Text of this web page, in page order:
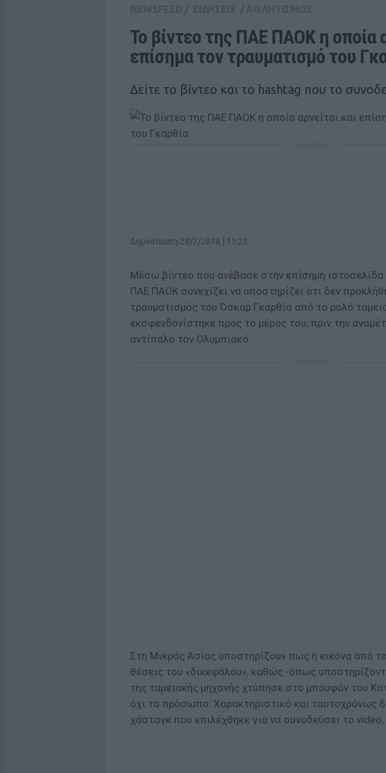
Το βίντεο της ΠΑΕ ΠΑΟΚ η οποία
επίσημα τον τραυματισμό του
Δείτε το βίντεο και το hashtag που το
Δημοσίευση 28/2/2018 | 11:22
Μέσω βίντεο που ανέβασε στην επίσημη ιστοσελίδα
ΠΑΕ ΠΑΟΚ συνεχίζει να υποστηρίζει ότι δεν
τραυματισμός του Όσκαρ Γκαρθία από το ρολό
εκσφενδονίστηκε προς το μέρος του, πριν την
αντίπαλο τον Ολυμπιακό.
Στη Μικράς Ασίας υποστηρίζουν πως η εικόνα από το
θέσεις του «δικεφάλου», καθώς -όπως
της ταμειακής μηχανής χτύπησε στο μπουφάν του
όχι το πρόσωπο. Χαρακτηριστικό και ταυτοχρόνως
χάσταγκ που επιλέχθηκε για να συνοδεύσει το